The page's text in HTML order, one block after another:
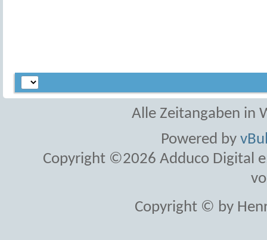
Alle Zeitangaben in
Powered by
Copyright ©2026 Adduco Digital
Copyright © by